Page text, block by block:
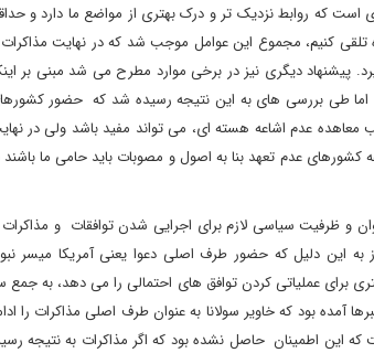
که روابط نزدیک تر و درک بهتری از مواضع ما دارد و
تلقی کنیم، مجموع این عوامل موجب شد که در نهایت مذاکرات
پیشنهاد دیگری نیز در برخی موارد مطرح می شد مبنی بر
اما طی بررسی های به این نتیجه رسیده شد که حضور
عدم اشاعه هسته ای، می تواند مفید باشد ولی در
کشورهای عدم تعهد بنا به اصول و مصوبات باید حامی ما باشند
و ظرفیت سیاسی لازم برای اجرایی شدن توافقات و مذاکرات
به این دلیل که حضور طرف اصلی دعوا یعنی آمریکا میسر
برای عملیاتی کردن توافق های احتمالی را می دهد، به جمع
آمده بود که خاویر سولانا به عنوان طرف اصلی مذاکرات را
این اطمینان حاصل نشده بود که اگر مذاکرات به نتیجه